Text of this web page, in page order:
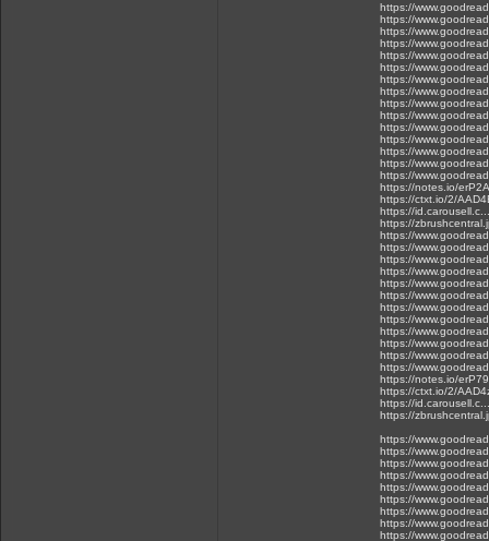
https://
https://
https://
https://
https://
https://
https://
https://
https://
https://
https://
https://
https://
https://
https://
https://notes.io/erP2A
https://ctxt.io/2/
https://
https://
https://
https://
https://
https://
https://
https://
https://
https://
https://
https://
https://
https://
https://notes.io/erP79
https://ctxt.io/2/
https://
https://
https://
https://
https://
https://
https://
https://
https://
https://
https://